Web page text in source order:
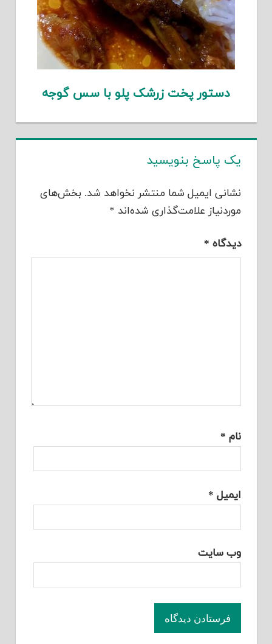
دستور پخت زرشک پلو با سس گوجه
یک پاسخ بنویسید
نشانی ایمیل شما منتشر نخواهد شد. بخش‌های
موردنیاز علامت‌گذاری شده‌اند *
دیدگاه *
نام *
ایمیل *
وب‌ سایت